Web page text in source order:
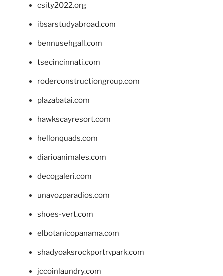
csity2022.org
ibsarstudyabroad.com
bennusehgall.com
tsecincinnati.com
roderconstructiongroup.com
plazabatai.com
hawkscayresort.com
hellonquads.com
diarioanimales.com
decogaleri.com
unavozparadios.com
shoes-vert.com
elbotanicopanama.com
shadyoaksrockportrvpark.com
jccoinlaundry.com